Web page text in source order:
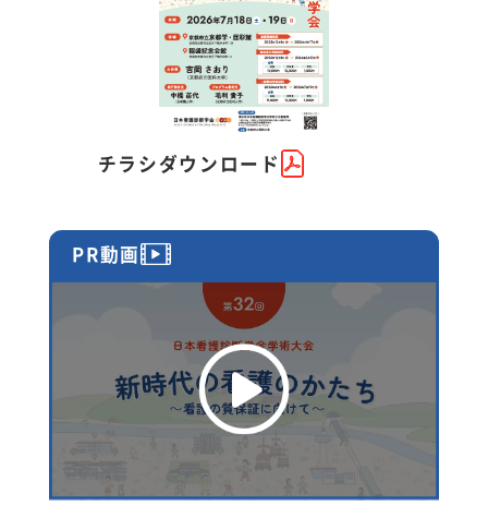
チラシダウンロード
PR動画